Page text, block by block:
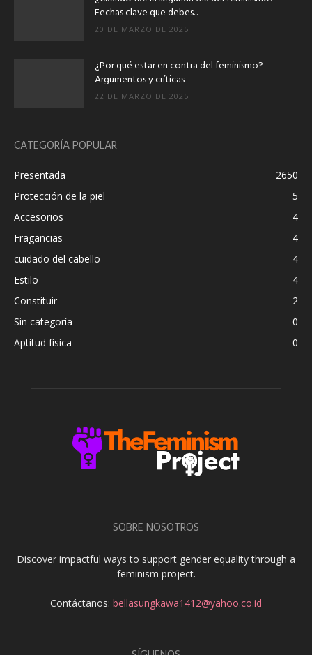
Fechas clave que debes...
20 DE MARZO DE 2025
¿Por qué estar en contra del feminismo?
Argumentos y críticas
22 DE MARZO DE 2025
CATEGORÍA POPULAR
Presentada
2650
Protección de la piel
5
Accesorios
4
Fragancias
4
cuidado del cabello
4
Estilo
4
Constituir
2
Sin categoría
0
Aptitud física
0
SOBRE NOSOTROS
Discover impactful ways to support gender equality through a
feminism project.
Contáctanos: bellasungkawa1412@yahoo.co.id